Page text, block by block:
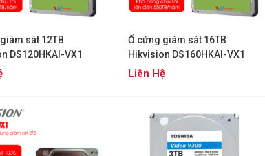
sát 12TB
DS120HKAI-VX1
Ổ cứng giám sát 16TB
Hikvision DS160HKAI-VX1
Liên Hệ